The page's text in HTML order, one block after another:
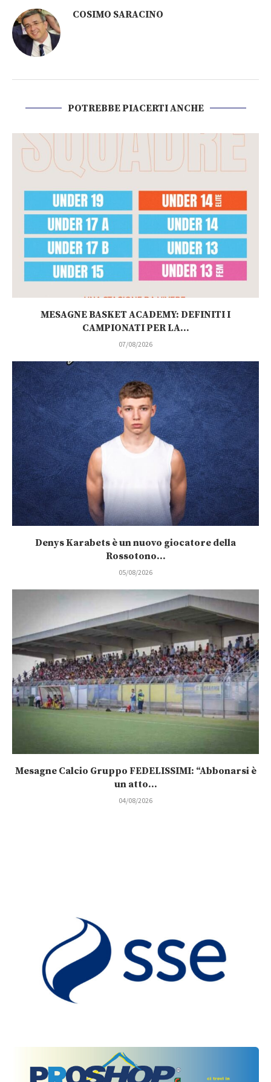
COSIMO SARACINO
POTREBBE PIACERTI ANCHE
MESAGNE BASKET ACADEMY: DEFINITI I
CAMPIONATI PER LA...
07/08/2026
Denys Karabets è un nuovo giocatore della
Rossotono...
05/08/2026
Mesagne Calcio Gruppo FEDELISSIMI: “Abbonarsi è
un atto...
04/08/2026